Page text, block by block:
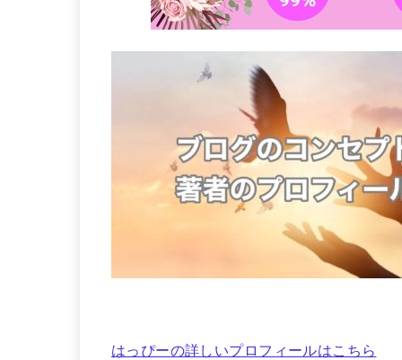
はっぴーの詳しいプロフィールはこちら